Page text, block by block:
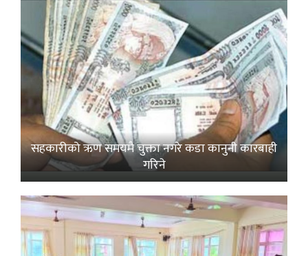
सहकारीको ऋण समयमै चुक्ता नगरे कडा कानुनी कारबाही
गरिने